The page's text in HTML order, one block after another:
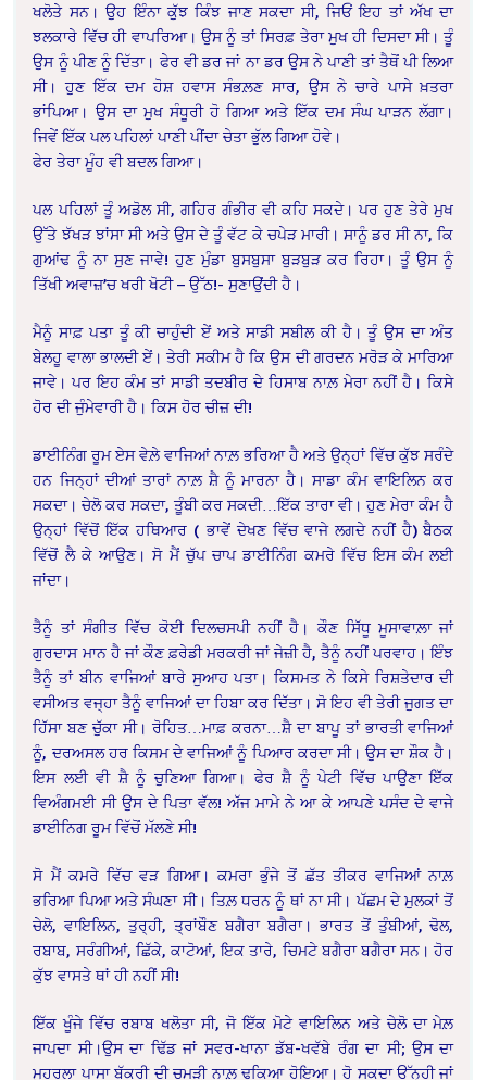
ਖਲੋਤੇ ਸਨ। ਉਹ ਇੰਨਾ ਕੁੱਝ ਕਿੰਝ ਜਾਣ ਸਕਦਾ ਸੀ, ਜਿਓਂ ਇਹ ਤਾਂ ਅੱਖ ਦਾ
ਝਲਕਾਰੇ ਵਿੱਚ ਹੀ ਵਾਪਰਿਆ। ਉਸ ਨੂੰ ਤਾਂ ਸਿਰਫ਼ ਤੇਰਾ ਮੁਖ ਹੀ ਦਿਸਦਾ ਸੀ। ਤੂੰ
ਉਸ ਨੂੰ ਪੀਣ ਨੂੰ ਦਿੱਤਾ। ਫੇਰ ਵੀ ਡਰ ਜਾਂ ਨਾ ਡਰ ਉਸ ਨੇ ਪਾਣੀ ਤਾਂ ਤੈਥੋਂ ਪੀ ਲਿਆ
ਸੀ। ਹੁਣ ਇੱਕ ਦਮ ਹੋਸ਼ ਹਵਾਸ ਸੰਭਲ਼ਣ ਸਾਰ, ਉਸ ਨੇ ਚਾਰੇ ਪਾਸੇ ਖ਼ਤਰਾ
ਭਾਂਪਿਆ। ਉਸ ਦਾ ਮੁਖ ਸੰਧੂਰੀ ਹੋ ਗਿਆ ਅਤੇ ਇੱਕ ਦਮ ਸੰਘ ਪਾੜਨ ਲੱਗਾ।
ਜਿਵੇਂ ਇੱਕ ਪਲ ਪਹਿਲਾਂ ਪਾਣੀ ਪੀਂਦਾ ਚੇਤਾ ਭੁੱਲ ਗਿਆ ਹੋਵੇ।
ਫੇਰ ਤੇਰਾ ਮੂੰਹ ਵੀ ਬਦਲ ਗਿਆ।
ਪਲ ਪਹਿਲਾਂ ਤੂੰ ਅਡੋਲ ਸੀ, ਗਹਿਰ ਗੰਭੀਰ ਵੀ ਕਹਿ ਸਕਦੇ। ਪਰ ਹੁਣ ਤੇਰੇ ਮੁਖ
ਉੱਤੇ ਝੱਖੜ ਝਾਂਸਾ ਸੀ ਅਤੇ ਉਸ ਦੇ ਤੂੰ ਵੱਟ ਕੇ ਚਪੇੜ ਮਾਰੀ। ਸਾਨੂੰ ਡਰ ਸੀ ਨਾ, ਕਿ
ਗੁਆਂਢ ਨੂੰ ਨਾ ਸੁਣ ਜਾਵੇ! ਹੁਣ ਮੁੰਡਾ ਬੁਸਬੁਸਾ ਬੁੜਬੁੜ ਕਰ ਰਿਹਾ। ਤੂੰ ਉਸ ਨੂੰ
ਤਿੱਖੀ ਅਵਾਜ਼’ਚ ਖਰੀ ਖੋਟੀ – ਉੱਠ!- ਸੁਣਾਉਂਦੀ ਹੈ।
ਮੈਨੂੰ ਸਾਫ਼ ਪਤਾ ਤੂੰ ਕੀ ਚਾਹੁੰਦੀ ਏਂ ਅਤੇ ਸਾਡੀ ਸਬੀਲ ਕੀ ਹੈ। ਤੂੰ ਉਸ ਦਾ ਅੰਤ
ਬੇਲਹੂ ਵਾਲਾ ਭਾਲਦੀ ਏਂ। ਤੇਰੀ ਸਕੀਮ ਹੈ ਕਿ ਉਸ ਦੀ ਗਰਦਨ ਮਰੋੜ ਕੇ ਮਾਰਿਆ
ਜਾਵੇ। ਪਰ ਇਹ ਕੰਮ ਤਾਂ ਸਾਡੀ ਤਦਬੀਰ ਦੇ ਹਿਸਾਬ ਨਾਲ਼ ਮੇਰਾ ਨਹੀਂ ਹੈ। ਕਿਸੇ
ਹੋਰ ਦੀ ਜੁੰਮੇਵਾਰੀ ਹੈ। ਕਿਸ ਹੋਰ ਚੀਜ਼ ਦੀ!
ਡਾਈਨਿੰਗ ਰੂਮ ਏਸ ਵੇਲ਼ੇ ਵਾਜਿਆਂ ਨਾਲ਼ ਭਰਿਆ ਹੈ ਅਤੇ ਉਨ੍ਹਾਂ ਵਿੱਚ ਕੁੱਝ ਸਰੰਦੇ
ਹਨ ਜਿਨ੍ਹਾਂ ਦੀਆਂ ਤਾਰਾਂ ਨਾਲ਼ ਸ਼ੈ ਨੂੰ ਮਾਰਨਾ ਹੈ। ਸਾਡਾ ਕੰਮ ਵਾਇਲਿਨ ਕਰ
ਸਕਦਾ। ਚੇਲੋ ਕਰ ਸਕਦਾ, ਤੂੰਬੀ ਕਰ ਸਕਦੀ…ਇੱਕ ਤਾਰਾ ਵੀ। ਹੁਣ ਮੇਰਾ ਕੰਮ ਹੈ
ਉਨ੍ਹਾਂ ਵਿੱਚੋਂ ਇੱਕ ਹਥਿਆਰ ( ਭਾਵੇਂ ਦੇਖਣ ਵਿੱਚ ਵਾਜੇ ਲਗਦੇ ਨਹੀਂ ਹੈ) ਬੈਠਕ
ਵਿੱਚੋਂ ਲੈ ਕੇ ਆਉਣ। ਸੋ ਮੈਂ ਚੁੱਪ ਚਾਪ ਡਾਈਨਿੰਗ ਕਮਰੇ ਵਿੱਚ ਇਸ ਕੰਮ ਲਈ
ਜਾਂਦਾ।
ਤੈਨੂੰ ਤਾਂ ਸੰਗੀਤ ਵਿੱਚ ਕੋਈ ਦਿਲਚਸਪੀ ਨਹੀਂ ਹੈ। ਕੌਣ ਸਿੱਧੂ ਮੂਸਾਵਾਲ਼ਾ ਜਾਂ
ਗੁਰਦਾਸ ਮਾਨ ਹੈ ਜਾਂ ਕੌਣ ਫ਼ਰੇਡੀ ਮਰਕਰੀ ਜਾਂ ਜੇਜ਼ੀ ਹੈ, ਤੈਨੂੰ ਨਹੀਂ ਪਰਵਾਹ। ਇੰਝ
ਤੈਨੂੰ ਤਾਂ ਬੀਨ ਵਾਜਿਆਂ ਬਾਰੇ ਸੁਆਹ ਪਤਾ। ਕਿਸਮਤ ਨੇ ਕਿਸੇ ਰਿਸ਼ਤੇਦਾਰ ਦੀ
ਵਸੀਅਤ ਵਜ੍ਹਾ ਤੈਨੂੰ ਵਾਜਿਆਂ ਦਾ ਹਿਬਾ ਕਰ ਦਿੱਤਾ। ਸੋ ਇਹ ਵੀ ਤੇਰੀ ਜੁਗਤ ਦਾ
ਹਿੱਸਾ ਬਣ ਚੁੱਕਾ ਸੀ। ਰੋਹਿਤ…ਮਾਫ਼ ਕਰਨਾ…ਸ਼ੈ ਦਾ ਬਾਪੂ ਤਾਂ ਭਾਰਤੀ ਵਾਜਿਆਂ
ਨੂੰ, ਦਰਅਸਲ ਹਰ ਕਿਸਮ ਦੇ ਵਾਜਿਆਂ ਨੂੰ ਪਿਆਰ ਕਰਦਾ ਸੀ। ਉਸ ਦਾ ਸ਼ੌਕ ਹੈ।
ਇਸ ਲਈ ਵੀ ਸ਼ੈ ਨੂੰ ਚੁਣਿਆ ਗਿਆ। ਫੇਰ ਸ਼ੈ ਨੂੰ ਪੇਟੀ ਵਿੱਚ ਪਾਉਣਾ ਇੱਕ
ਵਿਅੰਗਮਈ ਸੀ ਉਸ ਦੇ ਪਿਤਾ ਵੱਲ! ਅੱਜ ਮਾਮੇ ਨੇ ਆ ਕੇ ਆਪਣੇ ਪਸੰਦ ਦੇ ਵਾਜੇ
ਡਾਈਨਿਗ ਰੂਮ ਵਿੱਚੋਂ ਮੱਲਣੇ ਸੀ!
ਸੋ ਮੈਂ ਕਮਰੇ ਵਿੱਚ ਵੜ ਗਿਆ। ਕਮਰਾ ਭੁੰਜੇ ਤੋਂ ਛੱਤ ਤੀਕਰ ਵਾਜਿਆਂ ਨਾਲ਼
ਭਰਿਆ ਪਿਆ ਅਤੇ ਸੰਘਣਾ ਸੀ। ਤਿਲ਼ ਧਰਨ ਨੂੰ ਥਾਂ ਨਾ ਸੀ। ਪੱਛਮ ਦੇ ਮੁਲਕਾਂ ਤੋਂ
ਚੇਲੋ, ਵਾਇਲਿਨ, ਤੁਰ੍ਹੀ, ਤ੍ਰਾਂਬੌਣ ਬਗੈਰਾ ਬਗੈਰਾ। ਭਾਰਤ ਤੋਂ ਤੁੰਬੀਆਂ, ਢੋਲ,
ਰਬਾਬ, ਸਰੰਗੀਆਂ, ਛਿੱਕੇ, ਕਾਟੋਆਂ, ਇਕ ਤਾਰੇ, ਚਿਮਟੇ ਬਗੈਰਾ ਬਗੈਰਾ ਸਨ। ਹੋਰ
ਕੁੱਝ ਵਾਸਤੇ ਥਾਂ ਹੀ ਨਹੀਂ ਸੀ!
ਇੱਕ ਖੂੰਜੇ ਵਿੱਚ ਰਬਾਬ ਖਲੋਤਾ ਸੀ, ਜੋ ਇੱਕ ਮੋਟੇ ਵਾਇਲਿਨ ਅਤੇ ਚੇਲੋ ਦਾ ਮੇਲ਼
ਜਾਪਦਾ ਸੀ।ਉਸ ਦਾ ਢਿੱਡ ਜਾਂ ਸਵਰ-ਖਾਨਾ ਡੱਬ-ਖਵੱਬੇ ਰੰਗ ਦਾ ਸੀ; ਉਸ ਦਾ
ਮੂਹਰਲਾ ਪਾਸਾ ਬੱਕਰੀ ਦੀ ਚਮੜੀ ਨਾਲ਼ ਢਕਿਆ ਹੋਇਆ। ਹੋ ਸਕਦਾ ਉੱਨ੍ਹੀ ਜਾਂ